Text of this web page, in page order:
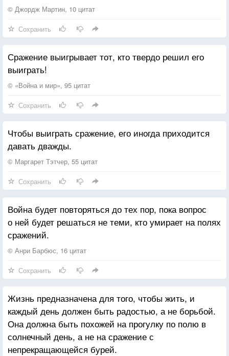
© Джордж Мартин, 10 цитат
Сохранить
Сражение выигрывает тот, кто твердо решил его
выиграть!
© «Война и мир», 95 цитат
Сохранить
Чтобы выиграть сражение, его иногда приходится
давать дважды.
© Маргарет Тэтчер, 55 цитат
Сохранить
Война будет повторяться до тех пор, пока вопрос
о ней будет решаться не теми, кто умирает на полях
сражений.
© Анри Барбюс, 16 цитат
Сохранить
Жизнь предназначена для того, чтобы жить, и
каждый день должен быть радостью, а не борьбой.
Она должна быть похожей на прогулку по полю в
солнечный день, а не на сражение с
непрекращающейся бурей.